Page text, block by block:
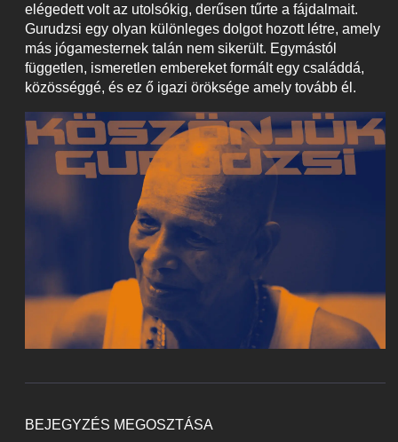
elégedett volt az utolsókig, derűsen tűrte a fájdalmait.
Gurudzsi egy olyan különleges dolgot hozott létre, amely
más jógamesternek talán nem sikerült. Egymástól
független, ismeretlen embereket formált egy családdá,
közösséggé, és ez ő igazi öröksége amely tovább él.
BEJEGYZÉS MEGOSZTÁSA